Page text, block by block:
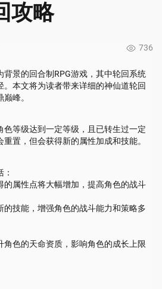
攻略
736
背景的回合制RPG游戏，其中轮回系统
本文将为读者带来详细的神仙道轮回
峰。
色等级达到一定等级，且已转生过一定
置，但会获得新的属性加成和技能。
的属性点将大幅增加，提高角色的战斗
的技能，增强角色的战斗能力和策略多
角色的天命资质，影响角色的成长上限